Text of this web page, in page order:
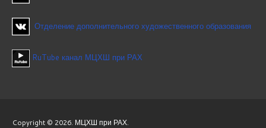
Отделение дополнительного художественного образования
RuTube канал МЦХШ при РАХ
Copyright © 2026. МЦХШ при РАХ.